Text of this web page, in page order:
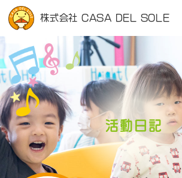
株式会社 CASA DEL SOLE
活動日記